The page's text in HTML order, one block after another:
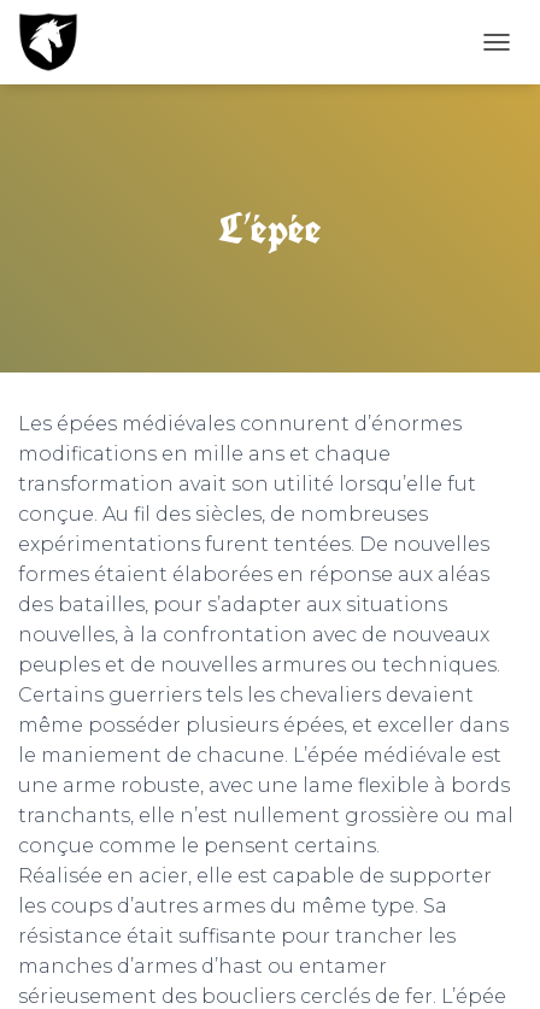
O
L’épée
Les épées médiévales connurent d’énormes
modifications en mille ans et chaque
transformation avait son utilité lorsqu’elle fut
conçue. Au fil des siècles, de nombreuses
expérimentations furent tentées. De nouvelles
formes étaient élaborées en réponse aux aléas
des batailles, pour s’adapter aux situations
nouvelles, à la confrontation avec de nouveaux
peuples et de nouvelles armures ou techniques.
Certains guerriers tels les chevaliers devaient
même posséder plusieurs épées, et exceller dans
le maniement de chacune. L’épée médiévale est
une arme robuste, avec une lame flexible à bords
tranchants, elle n’est nullement grossière ou mal
conçue comme le pensent certains.
Réalisée en acier, elle est capable de supporter
les coups d’autres armes du même type. Sa
résistance était suffisante pour trancher les
manches d’armes d’hast ou entamer
sérieusement des boucliers cerclés de fer. L’épée